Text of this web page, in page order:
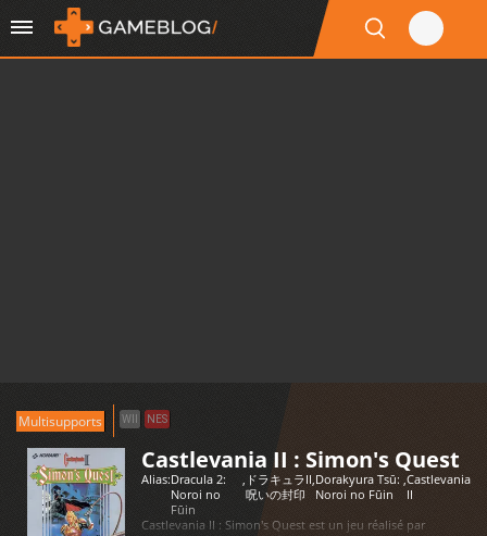
Multisupports WII NES
Castlevania II : Simon's Quest
Alias:Dracula 2:
Noroi no
Fūin
, ドラキュラII
呪いの封印
,Dorakyura Tsū:
Noroi no Fūin
,Castlevania
II
Castlevania II : Simon's Quest est un jeu réalisé par